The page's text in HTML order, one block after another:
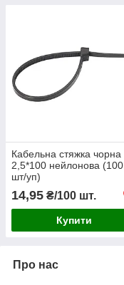
Кабельна стяжка чорна
2,5*100 нейлонова (100
шт/уп)
14,95 ₴/100 шт.
Купити
Про нас